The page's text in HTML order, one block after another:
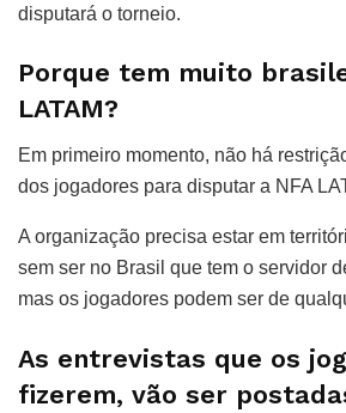
disputará o torneio.
Porque tem muito
LATAM?
Em primeiro momento, não há
dos jogadores para disputar a NFA
A organização precisa estar em
sem ser no Brasil que tem o servidor
mas os jogadores podem ser de
As entrevistas que os
fizerem, vão ser